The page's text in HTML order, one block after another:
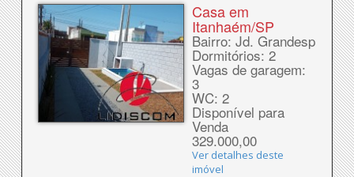
Casa em
Itanhaém/SP
Bairro: Jd. Grandesp
Dormitórios: 2
Vagas de garagem:
3
WC: 2
Disponível para
Venda
329.000,00
Ver detalhes deste
imóvel